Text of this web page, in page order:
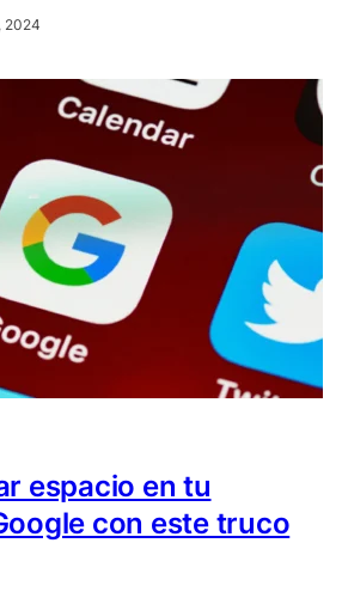
2024
espacio en tu
con este truco